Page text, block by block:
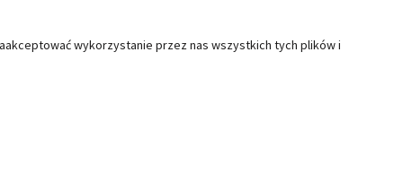
wykorzystanie przez nas wszystkich tych plików i